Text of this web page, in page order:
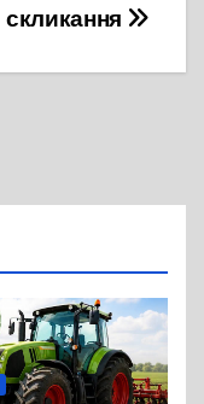
скликання